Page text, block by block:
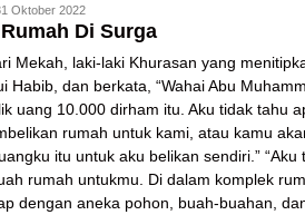
Oktober 2022
Di Surga
Mekah, laki-laki Khurasan yang
Habib, dan berkata, “Wahai Abu
uang 10.000 dirham itu. Aku tidak tahu
rumah untuk kami, atau kamu
itu untuk aku belikan sendiri.” “Aku
rumah untukmu. Di dalam komplek
dengan aneka pohon, buah-buahan,